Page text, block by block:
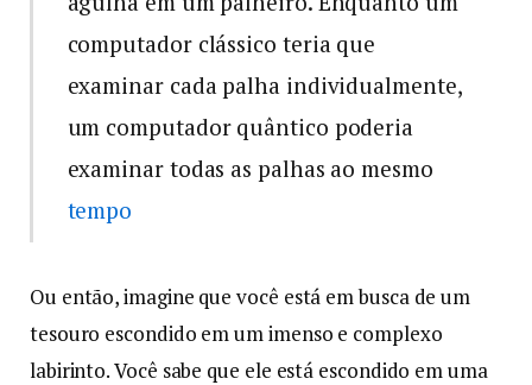
computador clássico teria que
examinar cada palha individualmente,
um computador quântico poderia
examinar todas as palhas ao mesmo
tempo
Ou então, imagine que você está em busca de um
tesouro escondido em um imenso e complexo
labirinto. Você sabe que ele está escondido em uma